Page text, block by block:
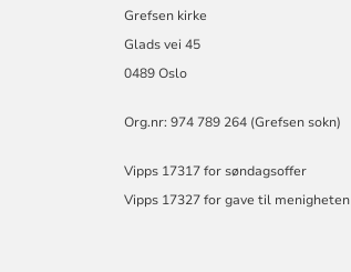
Grefsen kirke
Glads vei 45
0489 Oslo
Org.nr: 974 789 264 (Grefsen sokn)
Vipps 17317 for søndagsoffer
Vipps 17327 for gave til menigheten